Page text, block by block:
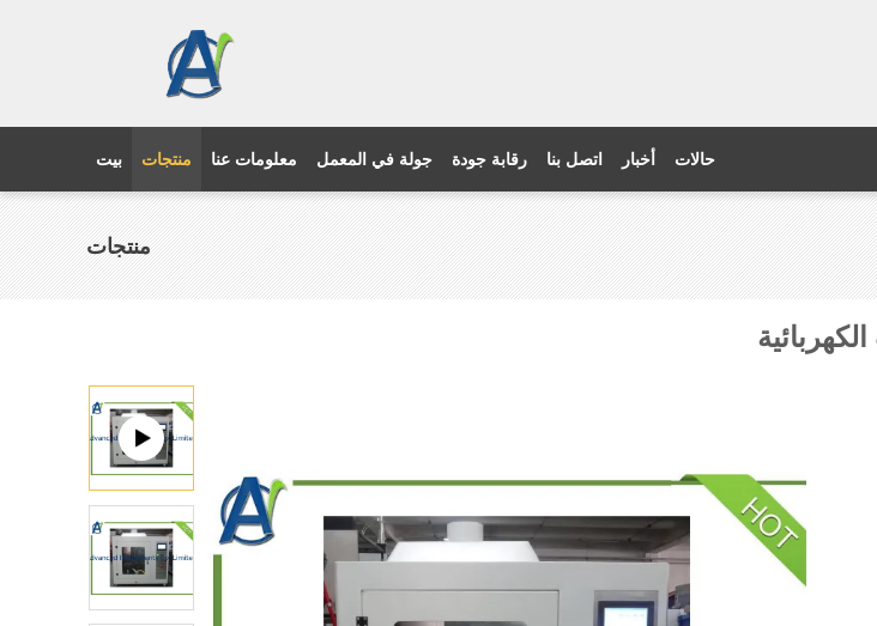
بيت منتجات معلومات عنا جولة في المعمل رقابة جودة اتصل بنا أخبار حالات
منتجات